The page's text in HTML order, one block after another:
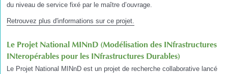
du niveau de service fixé par le maître d’ouvrage.
Retrouvez plus d'informations sur ce projet.
Le Projet National MINnD (Modélisation des INfrastructures
INteropérables pour les INfrastructures Durables)
Le Projet National MINnD est un projet de recherche collaborative lancé